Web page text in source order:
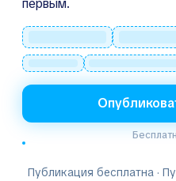
первым.
Публикация бесплатна ·